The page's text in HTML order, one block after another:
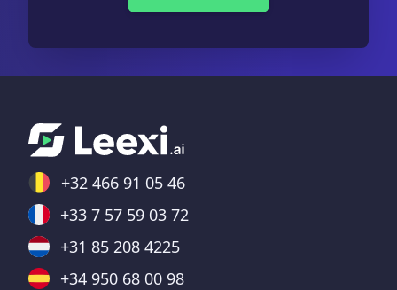
+32 466 91 05 46
+33 7 57 59 03 72
+31 85 208 4225
+34 950 68 00 98